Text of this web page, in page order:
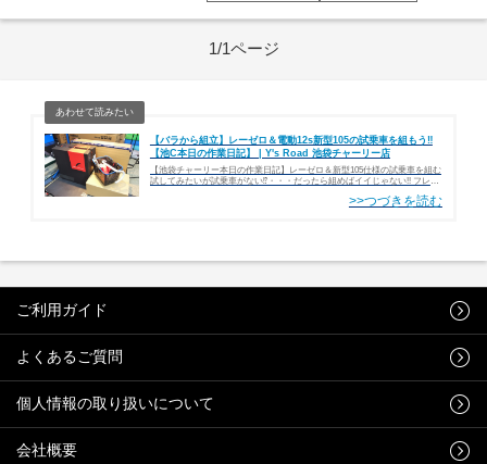
1/1ページ
【バラから組立】レーゼロ＆電動12s新型105の試乗車を組もう‼
【池C本日の作業日記】 | Y's Road 池袋チャーリー店
【池袋チャーリー本日の作業日記】レーゼロ＆新型105仕様の試乗車を組む
試してみたいが試乗車がない⁉・・・だったら組めばイイじゃない!! フレー
ご利用ガイド
よくあるご質問
個人情報の取り扱いについて
会社概要